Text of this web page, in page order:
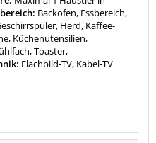
Backofen, Essbereich,
Herd, Kaffee-
Küchenutensilien,
Toaster,
Flachbild-TV, Kabel-TV